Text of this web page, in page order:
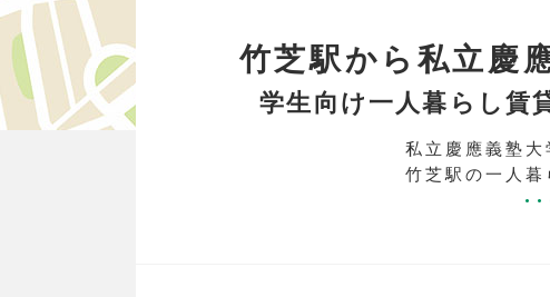
竹芝駅から私立慶
学生向け一人暮らし賃
私立慶應義塾
竹芝駅の一人